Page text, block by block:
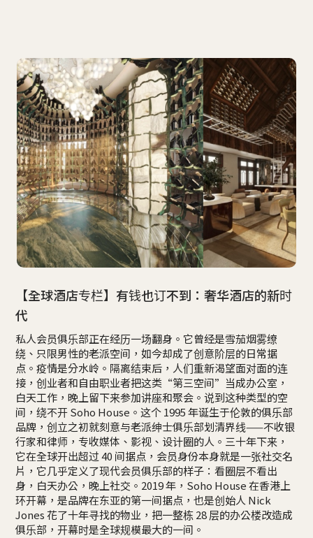
【全球酒店专栏】有钱也订不到：奢华酒店的新时
代
私人会员俱乐部正在经历一场翻身。它曾经是雪茄烟雾缭
绕、只限男性的老派空间，如今却成了创意阶层的日常据
点。疫情是分水岭。隔离结束后，人们重新渴望面对面的连
接，创业者和自由职业者把这类“第三空间”当成办公室，
白天工作，晚上留下来参加讲座和聚会。说到这种类型的空
间，绕不开 Soho House。这个 1995 年诞生于伦敦的俱乐部
品牌，创立之初就刻意与老派绅士俱乐部划清界线——不收银
行家和律师，专收媒体、影视、设计圈的人。三十年下来，
它在全球开出超过 40 间据点，会员身份本身就是一张社交名
片，它几乎定义了现代会员俱乐部的样子：看圈层不看出
身，白天办公，晚上社交。2019 年，Soho House 在香港上
环开幕，是品牌在东亚的第一间据点，也是创始人 Nick
Jones 花了十年寻找的物业，把一整栋 28 层的办公楼改造成
俱乐部，开幕时是全球规模最大的一间。